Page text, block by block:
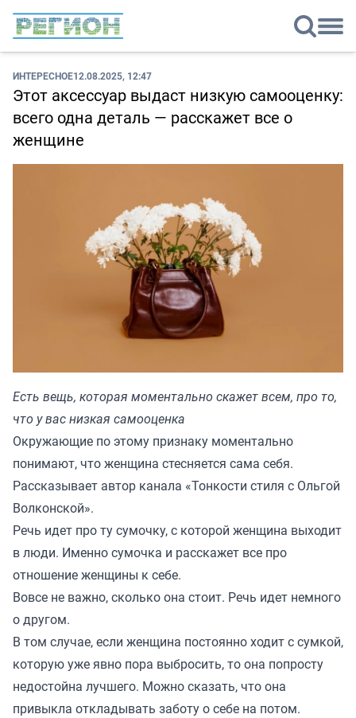
ИНТЕРЕСНОЕ12.08.2025, 12:47
Этот аксессуар выдаст низкую самооценку:
всего одна деталь — расскажет все о
женщине
Есть вещь, которая моментально скажет всем, про то,
что у вас низкая самооценка
Окружающие по этому признаку моментально
понимают, что женщина стесняется сама себя.
Рассказывает автор канала «Тонкости стиля с Ольгой
Волконской».
Речь идет про ту сумочку, с которой женщина выходит
в люди. Именно сумочка и расскажет все про
отношение женщины к себе.
Вовсе не важно, сколько она стоит. Речь идет немного
о другом.
В том случае, если женщина постоянно ходит с сумкой,
которую уже явно пора выбросить, то она попросту
недостойна лучшего. Можно сказать, что она
привыкла откладывать заботу о себе на потом.